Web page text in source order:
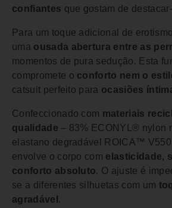
confiantes que gostam de
Para um toque adicional de
uma ousada abertura entre as
momentos de pura sedução. Esta
compromete o conforto nem o
catsuit perfeito para ocasiões
Confeccionado com materiais
qualidade – 83% ECONYL® nylon
elastano degradável ROICA™ V550
envolve o corpo com elasticidade,
conforto absoluto. O ajuste é
se a diferentes silhuetas com um
agradável .